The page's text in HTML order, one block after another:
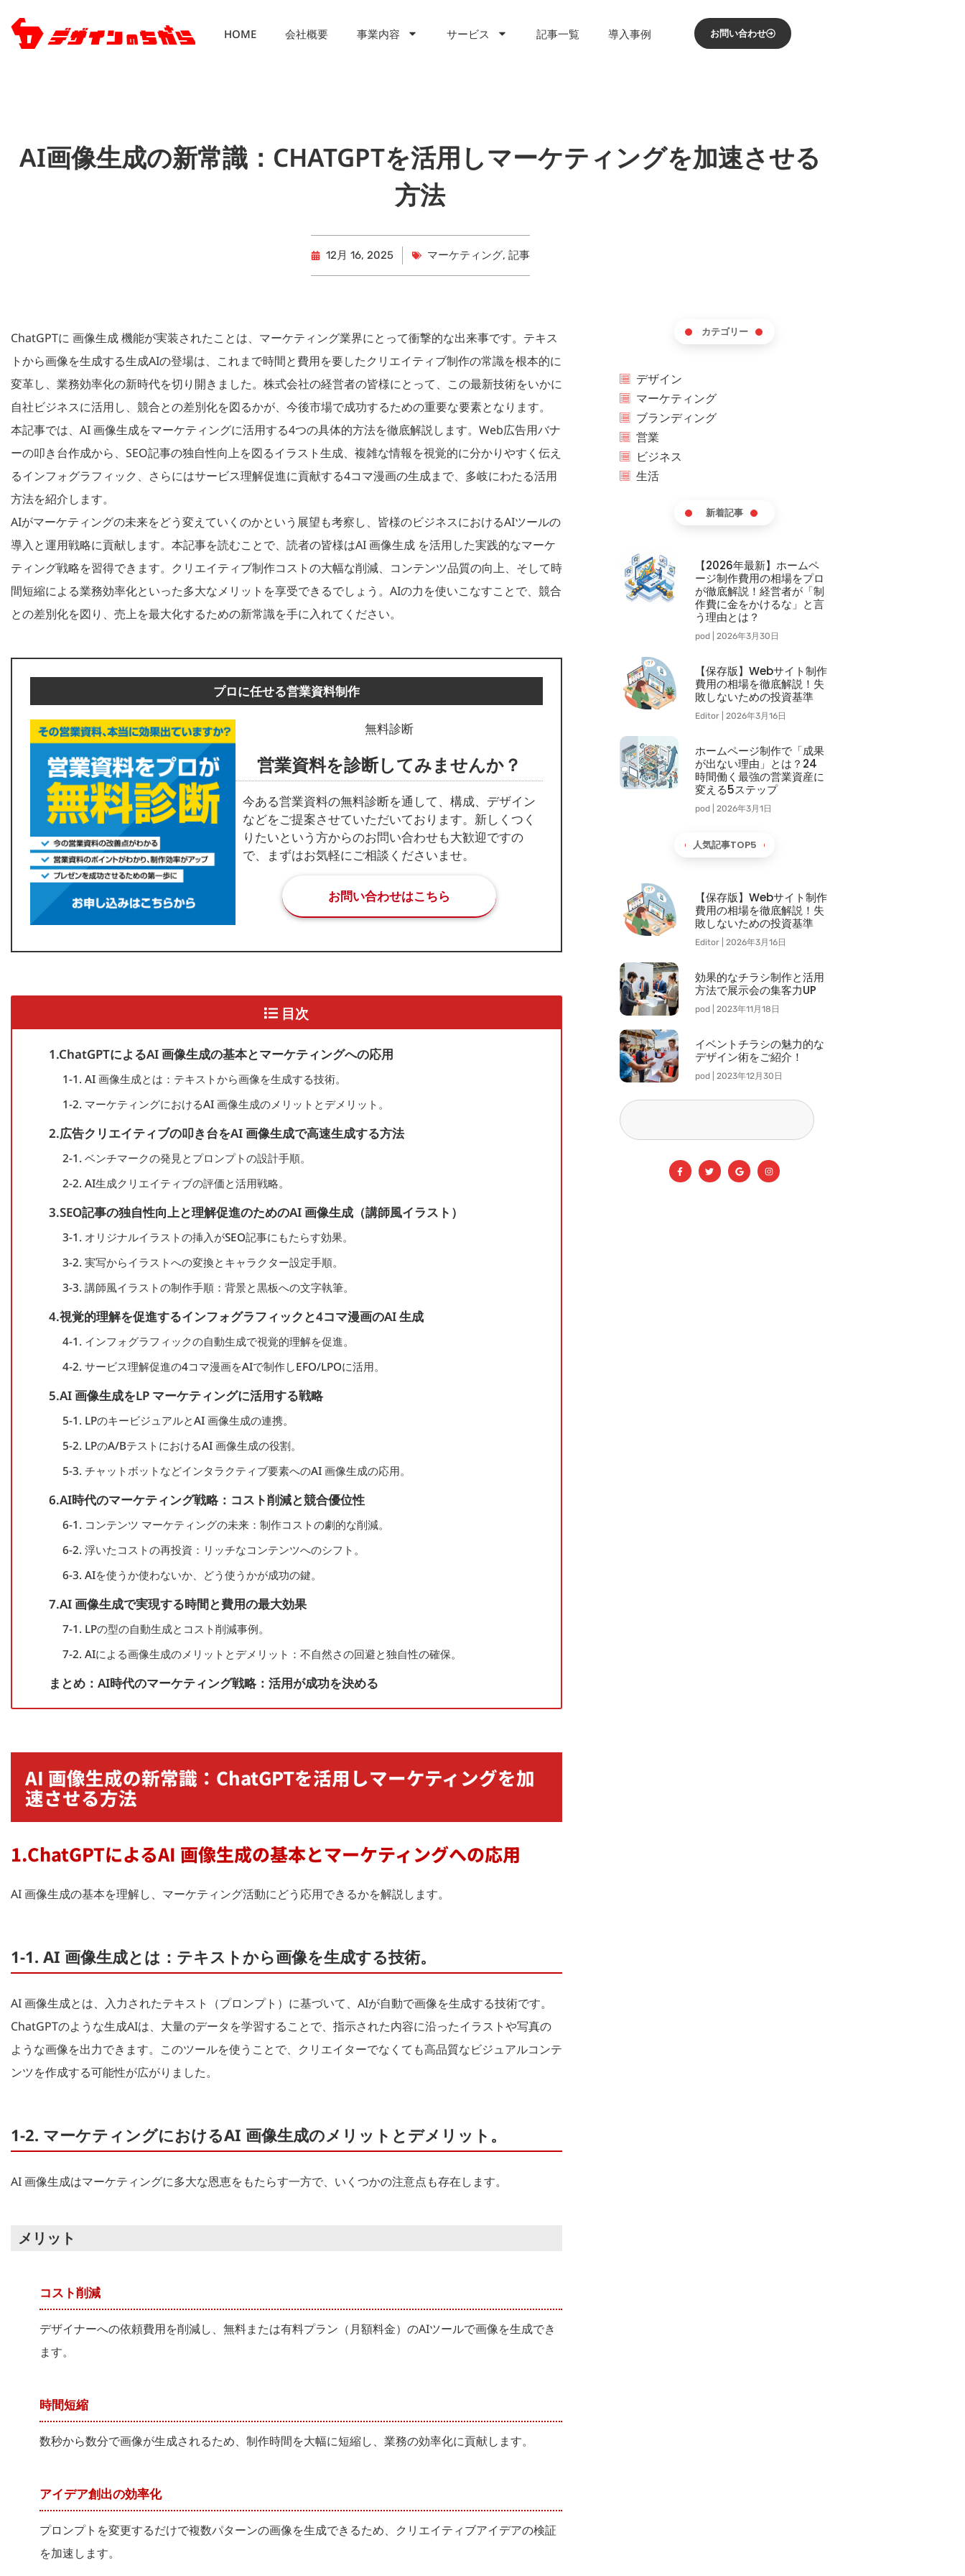
HOME 会社概要 事業内容 サービス 記事一覧 導入事例 お問い合わせ
AI画像生成の新常識：CHATGPTを活用しマーケティングを加速させる
方法
12月 16, 2025 マーケティング, 記事
ChatGPTに 画像生成 機能が実装されたことは、マーケティング業界にとって衝撃的な出来事です。テキス
トから画像を生成する生成AIの登場は、これまで時間と費用を要したクリエイティブ制作の常識を根本的に
変革し、業務効率化の新時代を切り開きました。株式会社の経営者の皆様にとって、この最新技術をいかに
自社ビジネスに活用し、競合との差別化を図るかが、今後市場で成功するための重要な要素となります。
本記事では、AI 画像生成をマーケティングに活用する4つの具体的方法を徹底解説します。Web広告用バナ
ーの叩き台作成から、SEO記事の独自性向上を図るイラスト生成、複雑な情報を視覚的に分かりやすく伝え
るインフォグラフィック、さらにはサービス理解促進に貢献する4コマ漫画の生成まで、多岐にわたる活用
方法を紹介します。
AIがマーケティングの未来をどう変えていくのかという展望も考察し、皆様のビジネスにおけるAIツールの
導入と運用戦略に貢献します。本記事を読むことで、読者の皆様はAI 画像生成 を活用した実践的なマーケ
ティング戦略を習得できます。クリエイティブ制作コストの大幅な削減、コンテンツ品質の向上、そして時
間短縮による業務効率化といった多大なメリットを享受できるでしょう。AIの力を使いこなすことで、競合
との差別化を図り、売上を最大化するための新常識を手に入れてください。
プロに任せる営業資料制作
無料診断
営業資料を診断してみませんか？
今ある営業資料の無料診断を通して、構成、デザイン
などをご提案させていただいております。新しくつく
りたいという方からのお問い合わせも大歓迎ですの
で、まずはお気軽にご相談くださいませ。
お問い合わせはこちら
目次
1.ChatGPTによるAI 画像生成の基本とマーケティングへの応用
1-1. AI 画像生成とは：テキストから画像を生成する技術。
1-2. マーケティングにおけるAI 画像生成のメリットとデメリット。
2.広告クリエイティブの叩き台をAI 画像生成で高速生成する方法
2-1. ベンチマークの発見とプロンプトの設計手順。
2-2. AI生成クリエイティブの評価と活用戦略。
3.SEO記事の独自性向上と理解促進のためのAI 画像生成（講師風イラスト）
3-1. オリジナルイラストの挿入がSEO記事にもたらす効果。
3-2. 実写からイラストへの変換とキャラクター設定手順。
3-3. 講師風イラストの制作手順：背景と黒板への文字執筆。
4.視覚的理解を促進するインフォグラフィックと4コマ漫画のAI 生成
4-1. インフォグラフィックの自動生成で視覚的理解を促進。
4-2. サービス理解促進の4コマ漫画をAIで制作しEFO/LPOに活用。
5.AI 画像生成をLP マーケティングに活用する戦略
5-1. LPのキービジュアルとAI 画像生成の連携。
5-2. LPのA/BテストにおけるAI 画像生成の役割。
5-3. チャットボットなどインタラクティブ要素へのAI 画像生成の応用。
6.AI時代のマーケティング戦略：コスト削減と競合優位性
6-1. コンテンツ マーケティングの未来：制作コストの劇的な削減。
6-2. 浮いたコストの再投資：リッチなコンテンツへのシフト。
6-3. AIを使うか使わないか、どう使うかが成功の鍵。
7.AI 画像生成で実現する時間と費用の最大効果
7-1. LPの型の自動生成とコスト削減事例。
7-2. AIによる画像生成のメリットとデメリット：不自然さの回避と独自性の確保。
まとめ：AI時代のマーケティング戦略：活用が成功を決める
AI 画像生成の新常識：ChatGPTを活用しマーケティングを加
速させる方法
1.ChatGPTによるAI 画像生成の基本とマーケティングへの応用
AI 画像生成の基本を理解し、マーケティング活動にどう応用できるかを解説します。
1-1. AI 画像生成とは：テキストから画像を生成する技術。
AI 画像生成とは、入力されたテキスト（プロンプト）に基づいて、AIが自動で画像を生成する技術です。
ChatGPTのような生成AIは、大量のデータを学習することで、指示された内容に沿ったイラストや写真の
ような画像を出力できます。このツールを使うことで、クリエイターでなくても高品質なビジュアルコンテ
ンツを作成する可能性が広がりました。
1-2. マーケティングにおけるAI 画像生成のメリットとデメリット。
AI 画像生成はマーケティングに多大な恩恵をもたらす一方で、いくつかの注意点も存在します。
メリット
コスト削減
デザイナーへの依頼費用を削減し、無料または有料プラン（月額料金）のAIツールで画像を生成でき
ます。
時間短縮
数秒から数分で画像が生成されるため、制作時間を大幅に短縮し、業務の効率化に貢献します。
アイデア創出の効率化
プロンプトを変更するだけで複数パターンの画像を生成できるため、クリエイティブアイデアの検証
を加速します。
カテゴリー
デザイン
マーケティング
ブランディング
営業
ビジネス
生活
新着記事
【2026年最新】ホームペ
ージ制作費用の相場をプロ
が徹底解説！経営者が「制
作費に金をかけるな」と言
う理由とは？
pod 2026年3月30日
【保存版】Webサイト制作
費用の相場を徹底解説！失
敗しないための投資基準
Editor 2026年3月16日
ホームページ制作で「成果
が出ない理由」とは？24
時間働く最強の営業資産に
変える5ステップ
pod 2026年3月1日
人気記事TOP5
【保存版】Webサイト制作
費用の相場を徹底解説！失
敗しないための投資基準
Editor 2026年3月16日
効果的なチラシ制作と活用
方法で展示会の集客力UP
pod 2023年11月18日
イベントチラシの魅力的な
デザイン術をご紹介！
pod 2023年12月30日